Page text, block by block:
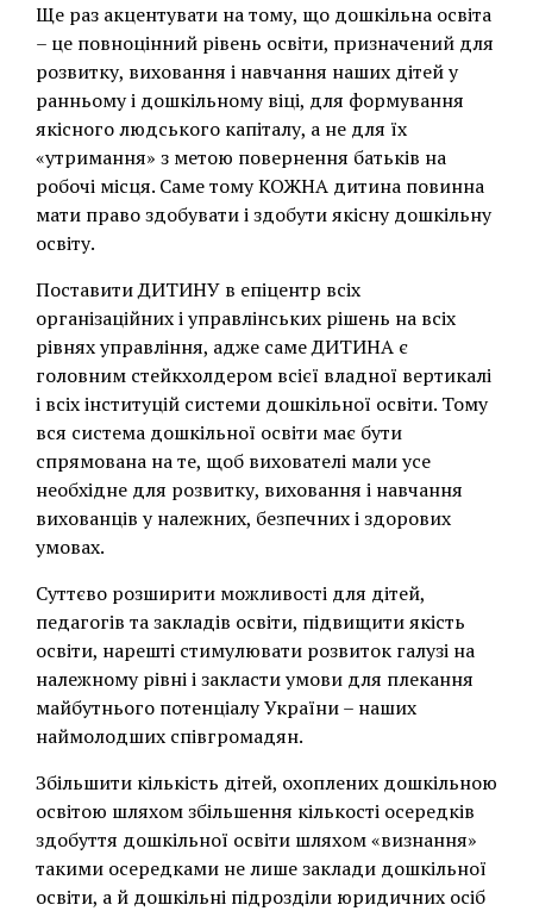
Ще раз акцентувати на тому, що дошкільна освіта
– це повноцінний рівень освіти, призначений для
розвитку, виховання і навчання наших дітей у
ранньому і дошкільному віці, для формування
якісного людського капіталу, а не для їх
«утримання» з метою повернення батьків на
робочі місця. Саме тому КОЖНА дитина повинна
мати право здобувати і здобути якісну дошкільну
освіту.
Поставити ДИТИНУ в епіцентр всіх
організаційних і управлінських рішень на всіх
рівнях управління, адже саме ДИТИНА є
головним стейкхолдером всієї владної вертикалі
і всіх інституцій системи дошкільної освіти. Тому
вся система дошкільної освіти має бути
спрямована на те, щоб вихователі мали усе
необхідне для розвитку, виховання і навчання
вихованців у належних, безпечних і здорових
умовах.
Суттєво розширити можливості для дітей,
педагогів та закладів освіти, підвищити якість
освіти, нарешті стимулювати розвиток галузі на
належному рівні і закласти умови для плекання
майбутнього потенціалу України – наших
наймолодших співгромадян.
Збільшити кількість дітей, охоплених дошкільною
освітою шляхом збільшення кількості осередків
здобуття дошкільної освіти шляхом «визнання»
такими осередками не лише заклади дошкільної
освіти, а й дошкільні підрозділи юридичних осіб